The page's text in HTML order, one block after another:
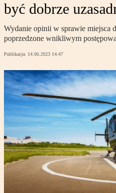
być dobrze
Wydanie opinii w sprawie miejsca
poprzedzone wnikliwym
Publikacja: 14.06.2023 14:47